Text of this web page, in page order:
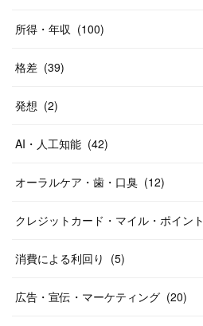
所得・年収 (100)
格差 (39)
発想 (2)
AI・人工知能 (42)
オーラルケア・歯・口臭 (12)
クレジットカード・マイル・ポイント
消費による利回り (5)
広告・宣伝・マーケティング (20)